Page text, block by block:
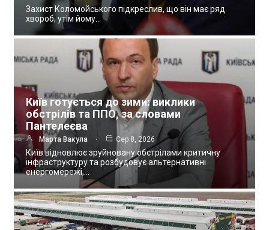
Захист Коломойського підкреслив, що він має ряд
хвороб, утім йому…
Київ готується до зими: виклики
обстрілів та ППО, за словами
Пантелеєва
Марта Вакула Сер 8, 2026
Київ відновлює зруйновану обстрілами критичну
інфраструктуру та розбудовує альтернативні
енергомережі,…